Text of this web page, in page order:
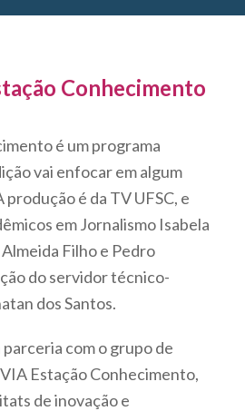
Conhecimento
é um programa
vai enfocar em algum
é da TV UFSC, e
em Jornalismo Isabela
Filho e Pedro
do servidor técnico-
dos Santos.
com o grupo de
Estação Conhecimento,
de inovação e